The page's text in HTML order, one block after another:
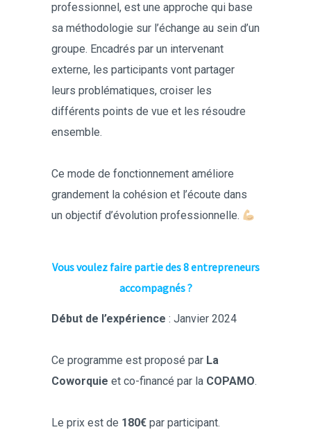
professionnel, est une approche qui base
sa méthodologie sur l’échange au sein d’un
groupe. Encadrés par un intervenant
externe, les participants vont partager
leurs problématiques, croiser les
différents points de vue et les résoudre
ensemble.
Ce mode de fonctionnement améliore
grandement la cohésion et l’écoute dans
un objectif d’évolution professionnelle.
Vous voulez faire partie des 8 entrepreneurs
accompagnés ?
Début de l’expérience : Janvier 2024
Ce programme est proposé par La
Coworquie et co-financé par la COPAMO.
Le prix est de 180€ par participant.